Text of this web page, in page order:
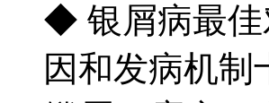
◆ 银屑病最佳
因和发病机